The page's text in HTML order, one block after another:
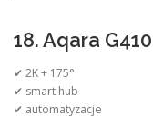
18. Aqara
✔ 2K + 175°
✔ smart hub
✔ automatyzacje